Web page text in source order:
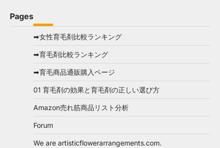
Pages
➡女性育毛剤比較ランキング
➡育毛剤比較ランキング
➡育毛商品通販購入ページ
01 育毛剤の効果と育毛剤の正しい選び方
Amazon売れ筋商品リスト分析
Forum
We are artisticflowerarrangements.com.